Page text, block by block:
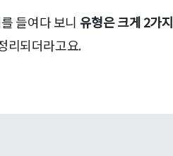
들여다 보니 유형은 크게 2가지
리되더라고요.